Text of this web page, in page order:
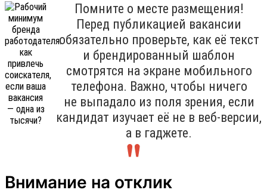
Помните о месте размещения!
Перед публикацией вакансии
обязательно проверьте, как её текст
и брендированный шаблон
смотрятся на экране мобильного
телефона. Важно, чтобы ничего
не выпадало из поля зрения, если
кандидат изучает её не в веб-версии,
а в гаджете.
Внимание на отклик